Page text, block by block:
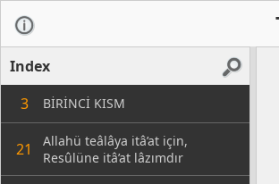
Index
3
BİRİNCİ KISM
21
Allahü teâlâya itâ’at için,
Resûlüne itâ’at lâzımdır